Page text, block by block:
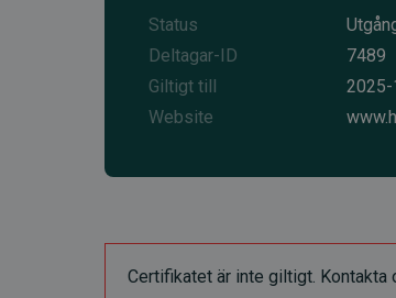
Status
Deltagar-ID
7489
Giltigt till
2025-
Website
Certifikatet är inte giltigt.